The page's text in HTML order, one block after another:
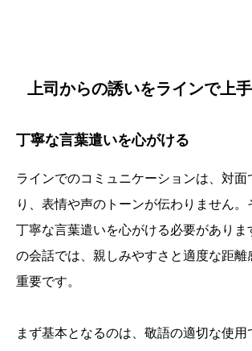
上司からの誘いをラインで上
丁寧な言葉遣いを心がける
ラインでのコミュニケーションは、対面
り、表情や声のトーンが伝わりません。
丁寧な言葉遣いを心がける必要がありま
の会話では、親しみやすさと適度な距離
重要です。
まず基本となるのは、敬語の適切な使用